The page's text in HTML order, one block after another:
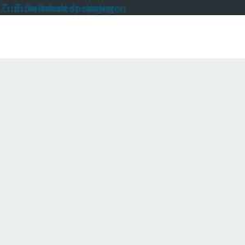
Zum Inhalt springen
Zum Seitenende springen